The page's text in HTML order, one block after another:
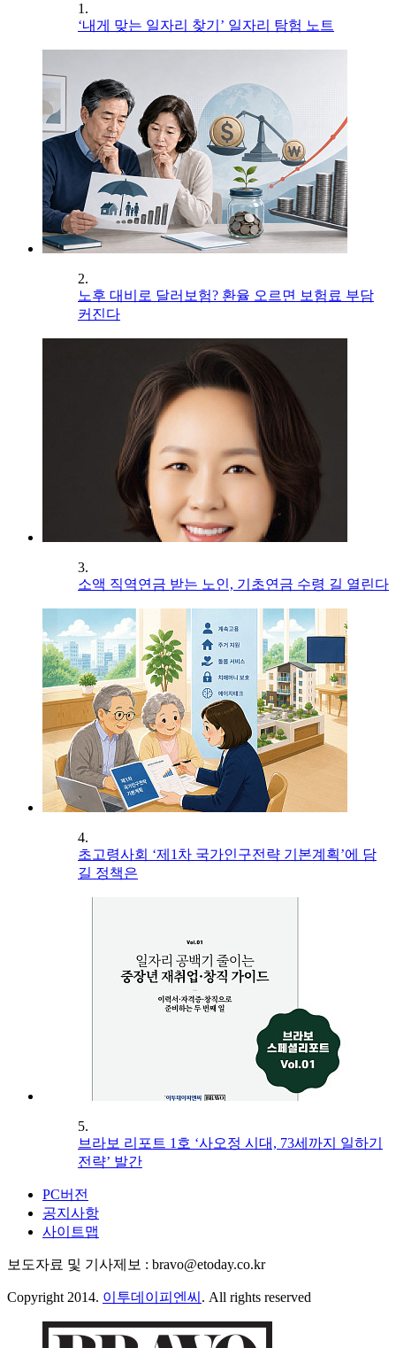
1.
‘내게 맞는 일자리 찾기’ 일자리 탐험 노트
2.
노후 대비로 달러보험? 환율 오르면 보험료 부담
커진다
3.
소액 직역연금 받는 노인, 기초연금 수령 길 열린다
4.
초고령사회 ‘제1차 국가인구전략 기본계획’에 담
길 정책은
5.
브라보 리포트 1호 ‘사오정 시대, 73세까지 일하기
전략’ 발간
PC버전
공지사항
사이트맵
보도자료 및 기사제보 : bravo@etoday.co.kr
Copyright 2014. 이투데이피엔씨 . All rights reserved